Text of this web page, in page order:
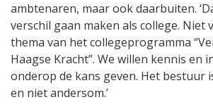
ambtenaren, maar ook daarbuiten.
verschil gaan maken als college. Niet
thema van het collegeprogramma
Haagse Kracht”. We willen kennis en
onderop de kans geven. Het bestuur
en niet andersom.’